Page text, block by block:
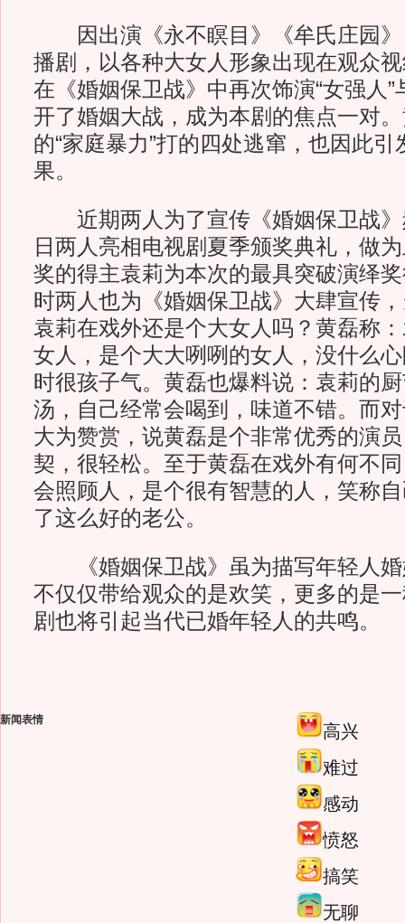
因出演《永不瞑目》《牟氏庄园》
播剧，以各种大女人形象出现在观众
在《婚姻保卫战》中再次饰演“女强人”
开了婚姻大战，成为本剧的焦点一对
的“家庭暴力”打的四处逃窜，也因此
果。
近期两人为了宣传《婚姻保卫战》
日两人亮相电视剧夏季颁奖典礼，做
奖的得主袁莉为本次的最具突破演绎
时两人也为《婚姻保卫战》大肆宣传
袁莉在戏外还是个大女人吗？黄磊称
女人，是个大大咧咧的女人，没什么
时很孩子气。黄磊也爆料说：袁莉的
汤，自己经常会喝到，味道不错。而
大为赞赏，说黄磊是个非常优秀的演
契，很轻松。至于黄磊在戏外有何不
会照顾人，是个很有智慧的人，笑称
了这么好的老公。
《婚姻保卫战》虽为描写年轻人婚
不仅仅带给观众的是欢笑，更多的是
剧也将引起当代已婚年轻人的共鸣。
新闻表情
高兴
难过
感动
愤怒
搞笑
无聊